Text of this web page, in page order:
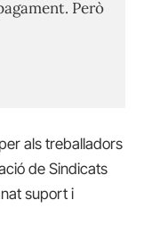
Però
als treballadors
de Sindicats
suport i